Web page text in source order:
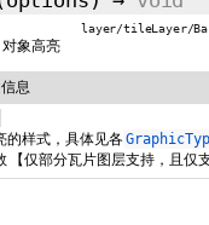
layer/tileLayer/
象高亮
息
的样式，具体见各
【仅部分瓦片图层支持，且仅